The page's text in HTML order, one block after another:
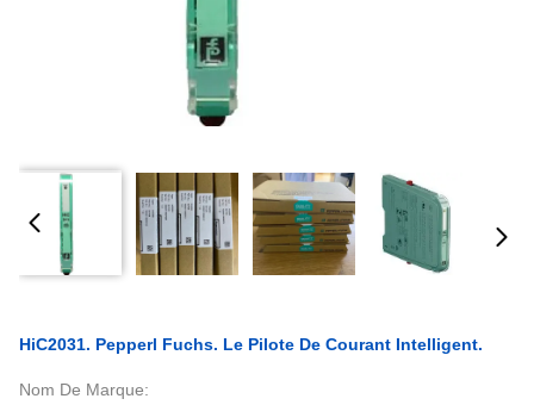
HiC2031. Pepperl Fuchs. Le Pilote De Courant Intelligent.
Nom De Marque: